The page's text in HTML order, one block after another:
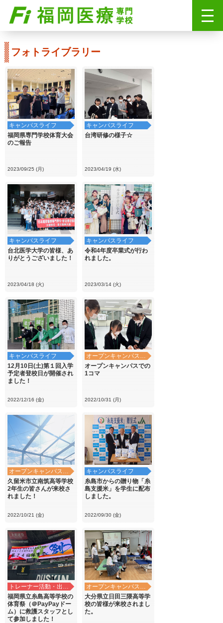
フォトライブラリー
キャンパスライフ
福岡県専門学校体育大会
のご報告
2023/09/25 (月)
キャンパスライフ
台湾研修の様子☆
2023/04/19 (水)
キャンパスライフ
台北医学大学の皆様、あ
りがとうございました！
2023/04/18 (火)
キャンパスライフ
令和4年度卒業式が行わ
れました。
2023/03/14 (火)
キャンパスライフ
12月10日(土)第１回入学
予定者登校日が開催され
ました！
2022/12/16 (金)
オープンキャンパス・学校見学
オープンキャンパスでの
1コマ
2022/10/31 (月)
オープンキャンパス・学校見学
久留米市立南筑高等学校
2年生の皆さんが来校さ
れました！
2022/10/21 (金)
キャンパスライフ
糸島市からの贈り物「糸
島支援米」を学生に配布
しました。
2022/09/30 (金)
トレーナー活動・出前講義
福岡県立糸島高等学校の
体育祭（＠PayPayドー
ム）に救護スタッフとし
て参加しました！
オープンキャンパス・学校見学
大分県立日田三隈高等学
校の皆様が来校されまし
た。